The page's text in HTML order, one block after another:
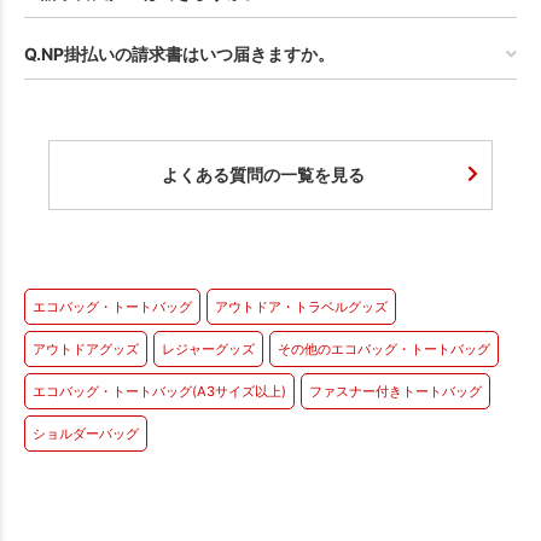
Q.NP掛払いの請求書はいつ届きますか。
よくある質問の一覧を見る
エコバッグ・トートバッグ アウトドア・トラベルグッズ
アウトドアグッズ レジャーグッズ その他のエコバッグ・トートバッグ
エコバッグ・トートバッグ(A3サイズ以上) ファスナー付きトートバッグ
ショルダーバッグ